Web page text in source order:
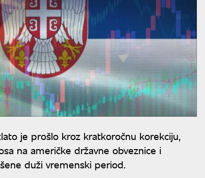
je prošlo kroz kratkoročnu korekciju,
na američke državne obveznice i
duži vremenski period.